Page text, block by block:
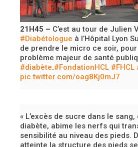
21H45 – C’est au tour de Julien
#Diabétologue à l’Hôpital Lyon
de prendre le micro ce soir, pour
problème majeur de santé
#diabète.#FondationHCL #FHCL
pic.twitter.com/oag8Kj0mJ7
« L’excès de sucre dans le
diabète, abime les nerfs qui
sensibilité au niveau des pieds.
atteinte la structure des pieds